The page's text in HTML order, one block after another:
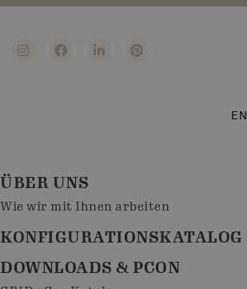
EN
ÜBER UNS
Wie wir mit Ihnen arbeiten
KONFIGURATIONSKATALOG
DOWNLOADS & PCON